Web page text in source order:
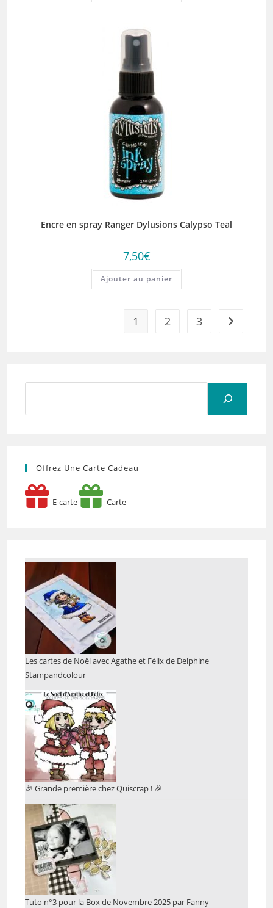
Encre en spray Ranger Dylusions Calypso Teal
7,50€
Ajouter au panier
1 2 3
Offrez Une Carte Cadeau
E-carte Carte
Les cartes de Noël avec Agathe et Félix de Delphine
Stampandcolour
🎉 Grande première chez Quiscrap ! 🎉
Tuto n°3 pour la Box de Novembre 2025 par Fanny